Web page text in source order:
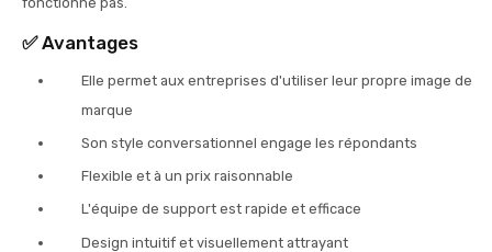
✅Avantages
Elle permet aux entreprises d'utiliser leur propre image de
marque
Son style conversationnel engage les répondants
Flexible et à un prix raisonnable
L'équipe de support est rapide et efficace
Design intuitif et visuellement attrayant